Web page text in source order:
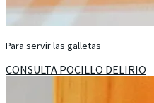
Para servir las galletas
CONSULTA POCILLO DELIRIO